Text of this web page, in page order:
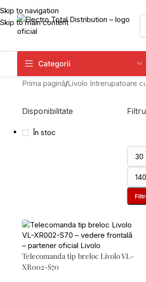
Skip to navigation
Skip to main content
Categorii
Prima pagină/Livolo Intrerupatoare
Disponibilitate
În stoc
Telecomanda tip breloc Livolo VL-
XR002-S70